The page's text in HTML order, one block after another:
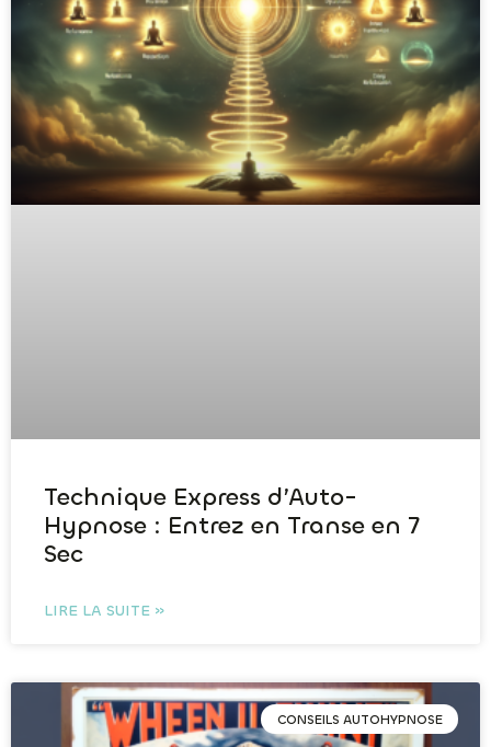
Technique Express d’Auto-
Hypnose : Entrez en Transe en 7
Sec
LIRE LA SUITE »
CONSEILS AUTOHYPNOSE